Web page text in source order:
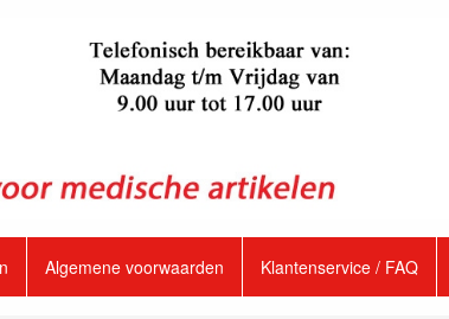
Algemene voorwaarden Klantenservice / FAQ